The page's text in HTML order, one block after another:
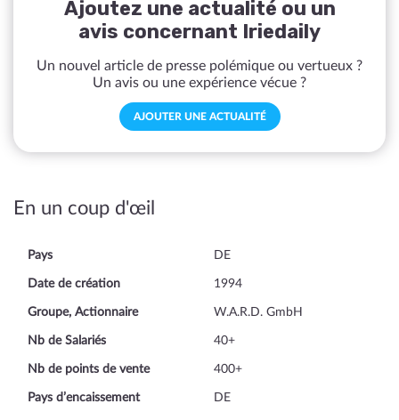
Ajoutez une actualité ou un
avis concernant Iriedaily
Un nouvel article de presse polémique ou vertueux ?
Un avis ou une expérience vécue ?
AJOUTER UNE ACTUALITÉ
En un coup d'œil
Pays DE
Date de création 1994
Groupe, Actionnaire W.A.R.D. GmbH
Nb de Salariés 40+
Nb de points de vente 400+
Pays d’encaissement DE